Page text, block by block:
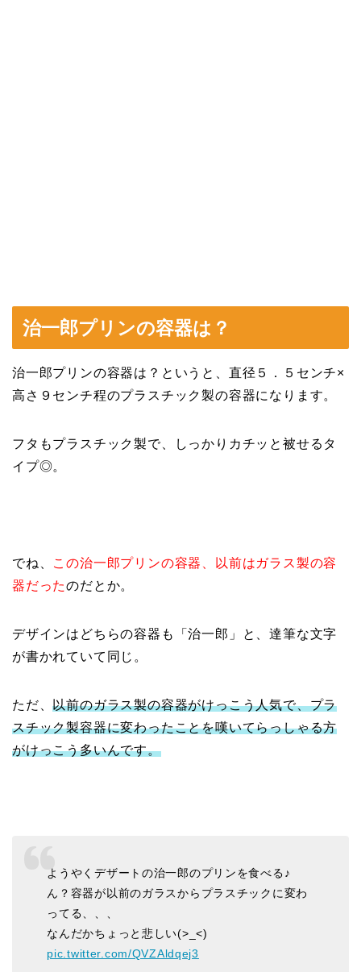
治一郎プリンの容器は？
治一郎プリンの容器は？というと、直径５．５センチ×
高さ９センチ程のプラスチック製の容器になります。
フタもプラスチック製で、しっかりカチッと被せるタ
イプ◎。
でね、 この治一郎プリンの容器、以前はガラス製の容
器だったのだとか。
デザインはどちらの容器も「治一郎」と、達筆な文字
が書かれていて同じ。
ただ、以前のガラス製の容器がけっこう人気で、プラ
スチック製容器に変わったことを嘆いてらっしゃる方
がけっこう多いんです。
ようやくデザートの治一郎のプリンを食べる♪
ん？容器が以前のガラスからプラスチックに変わ
ってる、、、
なんだかちょっと悲しい(>_<)
pic.twitter.com/QVZAldqej3